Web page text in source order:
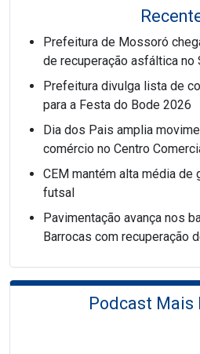
Prefeitura de Mossoró
de recuperação asfáltica no
Prefeitura divulga lista de
para a Festa do Bode 2026
Dia dos Pais amplia
comércio no Centro
CEM mantém alta média
futsal
Pavimentação avança nos
Barrocas com recuperação
Podcast Mais